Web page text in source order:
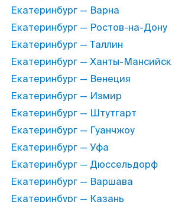
Екатеринбург — Варна
Екатеринбург — Ростов-на-Дону
Екатеринбург — Таллин
Екатеринбург — Ханты-Мансийск
Екатеринбург — Венеция
Екатеринбург — Измир
Екатеринбург — Штутгарт
Екатеринбург — Гуанчжоу
Екатеринбург — Уфа
Екатеринбург — Дюссельдорф
Екатеринбург — Варшава
Екатеринбург — Казань